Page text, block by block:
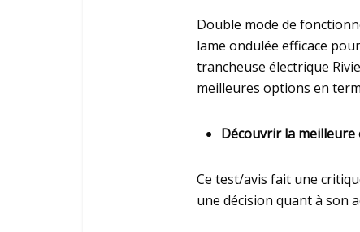
Double mode de
lame ondulée efficace
trancheuse électrique
meilleures options en
Découvrir la
Ce test/avis fait une
une décision quant à son